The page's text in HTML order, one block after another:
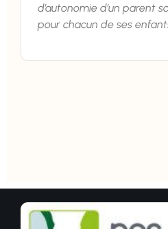
d’autonomie d’un parent
pour chacun de ses